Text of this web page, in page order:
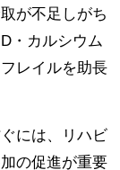
が不足しがち
・カルシウム
レイルを助長
には、リハビ
の促進が重要